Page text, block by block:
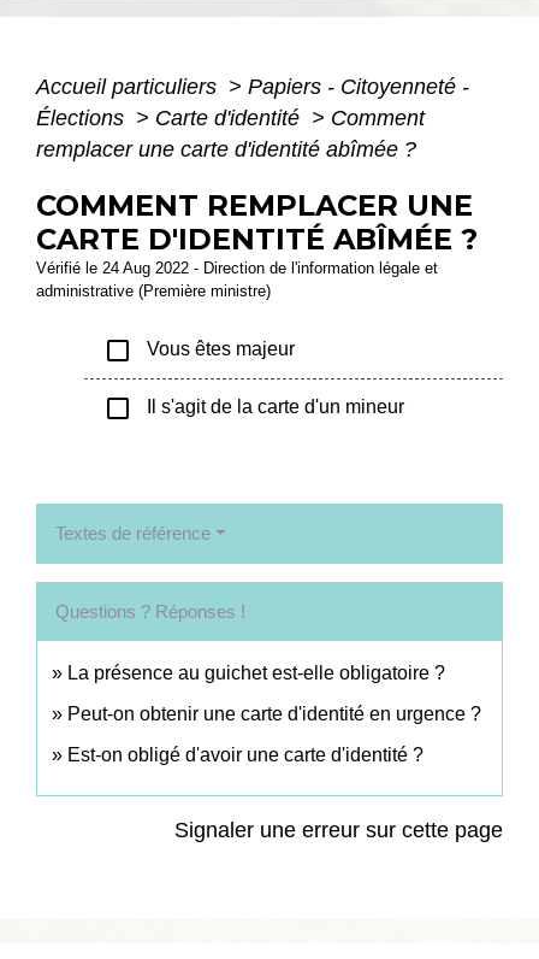
Accueil particuliers > Papiers - Citoyenneté -
Élections > Carte d'identité > Comment
remplacer une carte d'identité abîmée ?
COMMENT REMPLACER UNE
CARTE D'IDENTITÉ ABÎMÉE ?
Vérifié le 24 Aug 2022 - Direction de l'information légale et
administrative (Première ministre)
check_box_outline_blank Vous êtes majeur
check_box_outline_blank Il s'agit de la carte d'un mineur
Textes de référence
Questions ? Réponses !
La présence au guichet est-elle obligatoire ?
Peut-on obtenir une carte d'identité en urgence ?
Est-on obligé d'avoir une carte d'identité ?
Signaler une erreur sur cette page